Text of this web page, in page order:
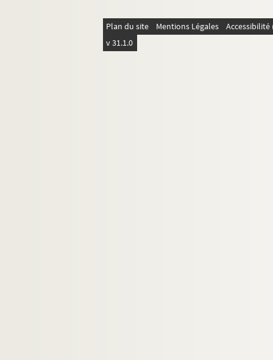
Plan du site Mentions Légales
v 31.1.0